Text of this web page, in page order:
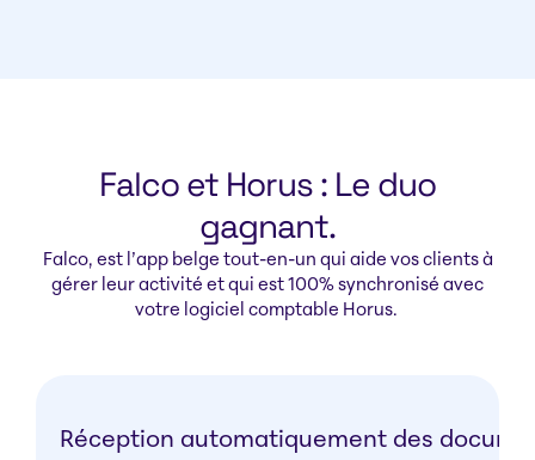
Falco et Horus : Le duo
gagnant.
Falco, est l’app belge tout-en-un qui aide vos clients à
gérer leur activité et qui est 100% synchronisé avec
votre logiciel comptable Horus.
Réception automatiquement des